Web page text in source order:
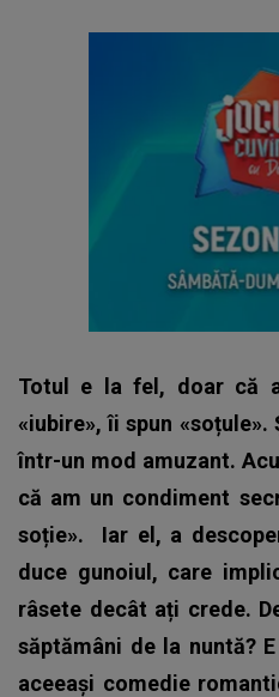
Totul e la fel, doar că
«iubire», îi spun
într-un mod amuzant.
că am un condiment
soție». Iar el, a
duce gunoiul, care
râsete decât ați crede.
săptămâni de la nuntă?
aceeași comedie